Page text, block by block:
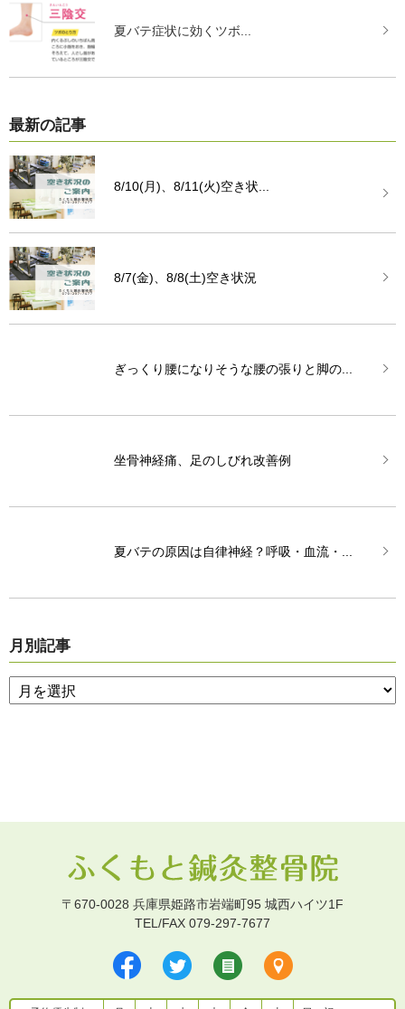
夏バテ症状に効くツボ...
最新の記事
8/10(月)、8/11(火)空き状...
8/7(金)、8/8(土)空き状況
ぎっくり腰になりそうな腰の張りと脚の...
坐骨神経痛、足のしびれ改善例
夏バテの原因は自律神経？呼吸・血流・...
月別記事
〒670-0028 兵庫県姫路市岩端町95 城西ハイツ1F
TEL/FAX 079-297-7677